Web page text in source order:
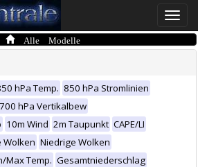
Toggle
Alle Modelle
hPa Temp. 850 hPa Stromlinien
700 hPa Vertikalbew
10m Wind 2m Taupunkt CAPE/LI
Wolken Niedrige Wolken
Max Temp. Gesamtniederschlag